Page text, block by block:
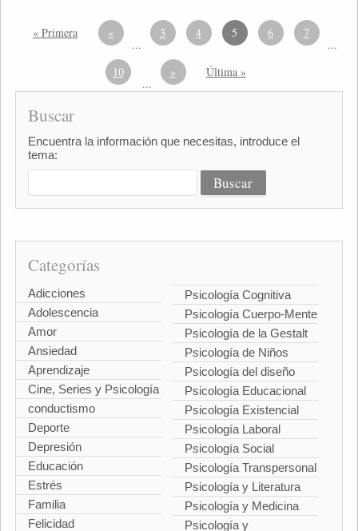
« Primera «
...
3 4 5 6 7
...
10
...
» Última »
Buscar
Encuentra la información que necesitas, introduce el
tema:
Categorías
Adicciones
Adolescencia
Amor
Ansiedad
Aprendizaje
Cine, Series y Psicología
conductismo
Deporte
Depresión
Educación
Estrés
Familia
Felicidad
Psicología Cognitiva
Psicología Cuerpo-Mente
Psicología de la Gestalt
Psicología de Niños
Psicología del diseño
Psicología Educacional
Psicología Existencial
Psicología Laboral
Psicología Social
Psicología Transpersonal
Psicología y Literatura
Psicología y Medicina
Psicología y